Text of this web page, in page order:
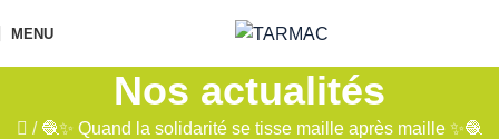
MENU
Nos actualités
/ 🧶✨ Quand la solidarité se tisse maille après maille ✨🧶